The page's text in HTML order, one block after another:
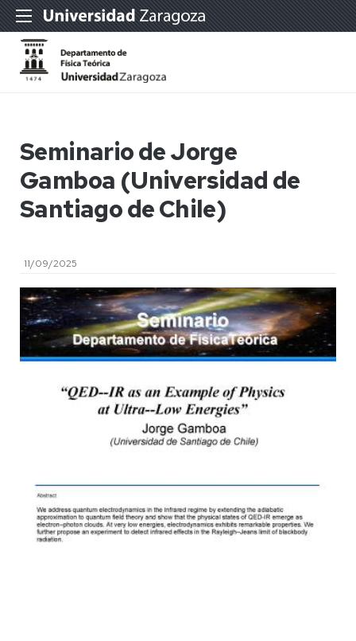
Seminario de Jorge
Gamboa (Universidad de
Santiago de Chile)
11/09/2025